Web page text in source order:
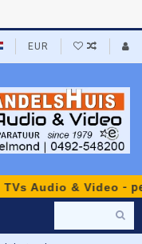
EUR
& Video -